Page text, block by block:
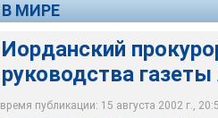
В МИРЕ
Иорданский
руководства
время публикации: 15 августа 2002 г.,
Архив NTVRU.com
Архив NTVRU.com
Архив NTVRU.com